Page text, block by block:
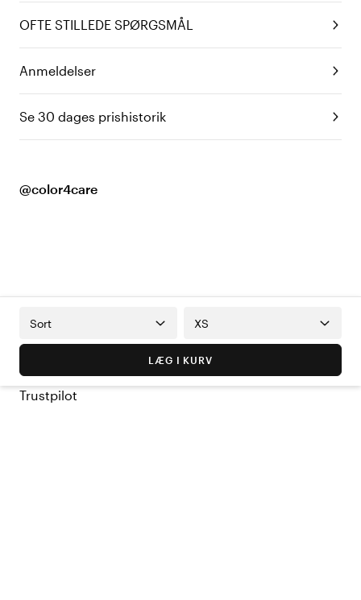
OFTE STILLEDE SPØRGSMÅL
Anmeldelser
Se 30 dages prishistorik
@color4care
Sort XS
LÆG I KURV
Trustpilot